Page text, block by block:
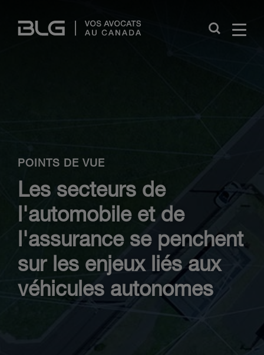
Links
Close
POINTS DE VUE
Les secteurs de
l'automobile et de
l'assurance se penchent
sur les enjeux liés aux
véhicules autonomes